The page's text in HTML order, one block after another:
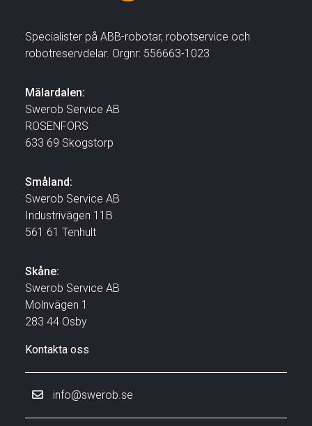
Specialister på ABB-robotar, robotservice och
robotreservdelar. Orgnr: 556663-1023
Mälardalen:
Swerob Service AB
ROSENFORS
633 69 Skogstorp
Småland:
Swerob Service AB
Industrivägen 11B
561 61 Tenhult
Skåne:
Swerob Service AB
Molnvägen 1
283 44 Osby
Kontakta oss
info@swerob.se